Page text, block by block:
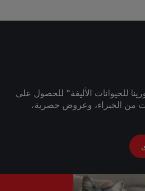
للحيوانات الأليفة" للحصول على
من الخبراء، وعروض حصرية،